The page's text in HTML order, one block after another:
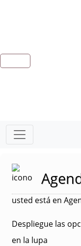
usted está en
Despliegue las
en la lupa